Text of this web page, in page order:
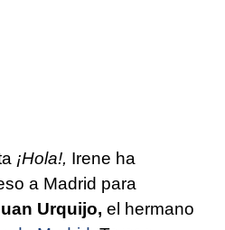
¡Hola!, Irene ha
a Madrid para
Urquijo, el hermano